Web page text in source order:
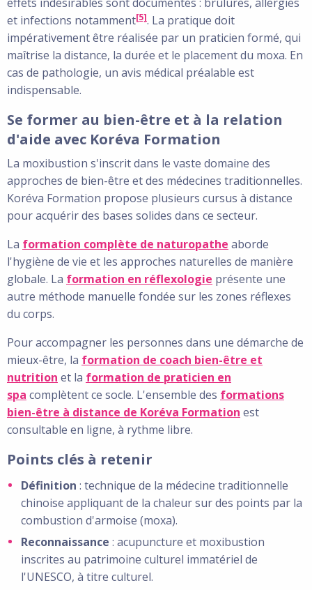
et infections notamment[5]. La pratique doit
impérativement être réalisée par un praticien formé, qui
maîtrise la distance, la durée et le placement du moxa. En
cas de pathologie, un avis médical préalable est
indispensable.
Se former au bien-être et à la relation
d'aide avec Koréva Formation
La moxibustion s'inscrit dans le vaste domaine des
approches de bien-être et des médecines traditionnelles.
Koréva Formation propose plusieurs cursus à distance
pour acquérir des bases solides dans ce secteur.
La formation complète de naturopathe aborde
l'hygiène de vie et les approches naturelles de manière
globale. La formation en réflexologie présente une
autre méthode manuelle fondée sur les zones réflexes
du corps.
Pour accompagner les personnes dans une démarche de
mieux-être, la formation de coach bien-être et
nutrition et la formation de praticien en
spa complètent ce socle. L'ensemble des formations
bien-être à distance de Koréva Formation est
consultable en ligne, à rythme libre.
Points clés à retenir
Définition : technique de la médecine traditionnelle
chinoise appliquant de la chaleur sur des points par la
combustion d'armoise (moxa).
Reconnaissance : acupuncture et moxibustion
inscrites au patrimoine culturel immatériel de
l'UNESCO, à titre culturel.